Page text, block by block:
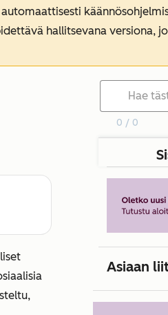
hallitsevana versiona,
0 / 0
Asiaan